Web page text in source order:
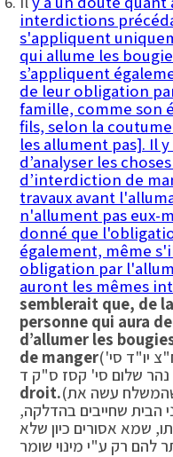
interdictions
s'appliquent
qui allume les
s’appliquent
de leur obligation
famille, comme son
fils, selon la
les allument pas]. Il
d’analyser les
d’interdiction de
travaux avant
n'allument pas eux-
donné que
également, même
obligation par
auront les mêmes
semblerait que, de
personne qui aura
d’allumer les
de manger(עי' משנ"ב סי' תע' ס"ק ו, נח"צ יו"ד סי'
droit.(ויל"ע בזה, דשליח שאני, כיון שהמשלח עשה את
הבית שחייבים בהדלקה,
שמא אסורים כיון שלא